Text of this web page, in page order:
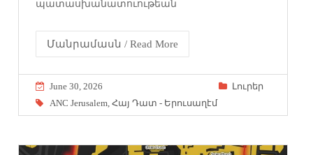
պատասխանատուութեան
Մանրամասն / Read More
June 30, 2026
Լուրեր
ANC Jerusalem,Հայ Դատ - Երուսաղէմ